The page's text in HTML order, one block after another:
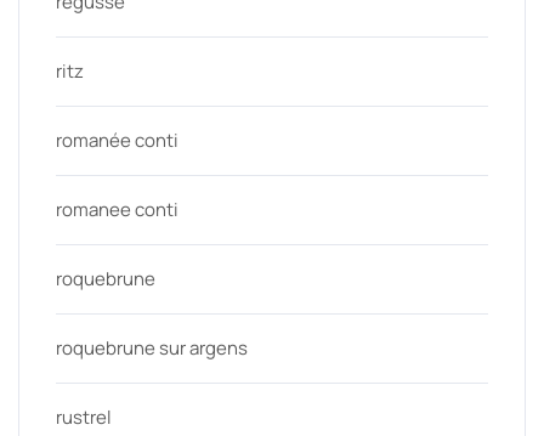
ritz
romanée conti
romanee conti
roquebrune
roquebrune sur argens
rustrel